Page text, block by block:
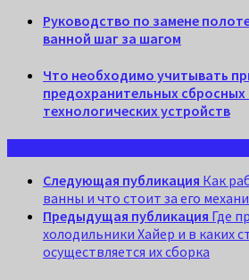
Руководство по замене
ванной шаг за шагом
Что необходимо учитывать
предохранительных сбросных
технологических устройств
Следующая публикация Как
ванны и что стоит за его
Предыдущая публикация Где
холодильники Хайер и в каких
осуществляется их сборка